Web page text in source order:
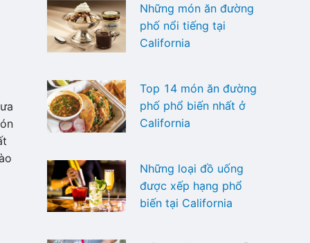
Những món ăn đường
phố nổi tiếng tại
California
Top 14 món ăn đường
phố phổ biến nhất ở
California
Những loại đồ uống
được xếp hạng phổ
biến tại California